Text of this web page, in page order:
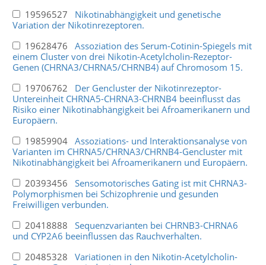
19596527 Nikotinabhängigkeit und genetische
Variation der Nikotinrezeptoren.
19628476 Assoziation des Serum-Cotinin-Spiegels mit
einem Cluster von drei Nikotin-Acetylcholin-Rezeptor-
Genen (CHRNA3/CHRNA5/CHRNB4) auf Chromosom 15.
19706762 Der Gencluster der Nikotinrezeptor-
Untereinheit CHRNA5-CHRNA3-CHRNB4 beeinflusst das
Risiko einer Nikotinabhängigkeit bei Afroamerikanern und
Europäern.
19859904 Assoziations- und Interaktionsanalyse von
Varianten im CHRNA5/CHRNA3/CHRNB4-Gencluster mit
Nikotinabhängigkeit bei Afroamerikanern und Europäern.
20393456 Sensomotorisches Gating ist mit CHRNA3-
Polymorphismen bei Schizophrenie und gesunden
Freiwilligen verbunden.
20418888 Sequenzvarianten bei CHRNB3-CHRNA6
und CYP2A6 beeinflussen das Rauchverhalten.
20485328 Variationen in den Nikotin-Acetylcholin-